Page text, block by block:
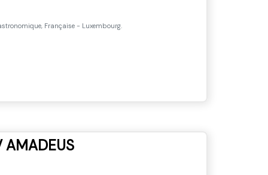
Française - Luxembourg.
AMADEUS